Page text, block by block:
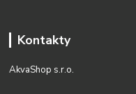
Kontakty
AkvaShop s.r.o.